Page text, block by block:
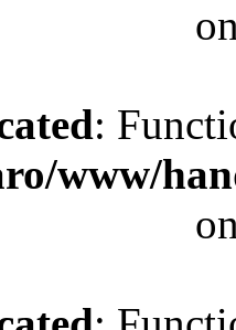
:
www/